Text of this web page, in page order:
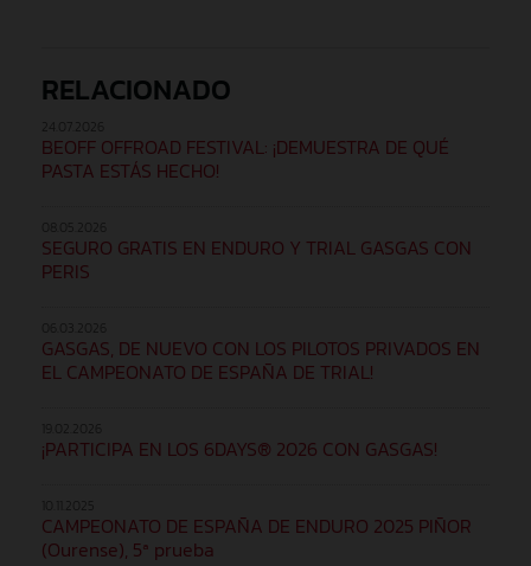
RELACIONADO
BEOFF OFFROAD FESTIVAL: ¡DEMUESTRA DE QUÉ
PASTA ESTÁS HECHO!
SEGURO GRATIS EN ENDURO Y TRIAL GASGAS CON
PERIS
GASGAS, DE NUEVO CON LOS PILOTOS PRIVADOS EN
EL CAMPEONATO DE ESPAÑA DE TRIAL!
¡PARTICIPA EN LOS 6DAYS® 2026 CON GASGAS!
CAMPEONATO DE ESPAÑA DE ENDURO 2025 PIÑOR
(Ourense), 5ª prueba